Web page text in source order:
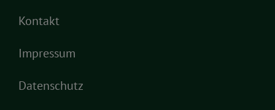
Kontakt
Impressum
Datenschutz